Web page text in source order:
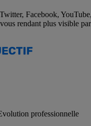
Facebook,
rendant plus visible
professionnelle